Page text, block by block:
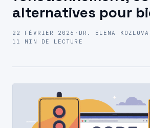
alternatives pour
22 FÉVRIER 2026 · DR. ELENA KOZLOVA
11 MIN DE LECTURE